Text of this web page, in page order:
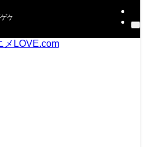
ゲの鬼太郎など人気妖怪アニメの情報も
メLOVE.com